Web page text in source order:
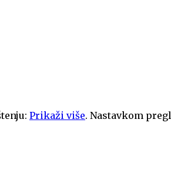
Prikaži više. Nastavkom